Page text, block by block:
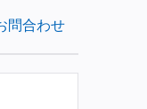
問合わせ